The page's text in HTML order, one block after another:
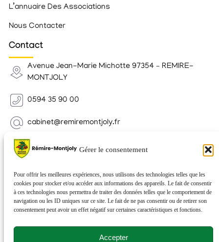
Gérer le consentement
Pour offrir les meilleures expériences, nous utilisons des technologies telles que les
cookies pour stocker et/ou accéder aux informations des appareils. Le fait de consentir
à ces technologies nous permettra de traiter des données telles que le comportement de
navigation ou les ID uniques sur ce site. Le fait de ne pas consentir ou de retirer son
consentement peut avoir un effet négatif sur certaines caractéristiques et fonctions.
Accepter
L’annuaire Des Associations
Nous Contacter
Contact
Avenue Jean-Marie Michotte 97354 – REMIRE-
MONTJOLY
0594 35 90 00
cabinet@remiremontjoly.fr
Newsletter
nouvelles de votre commune.